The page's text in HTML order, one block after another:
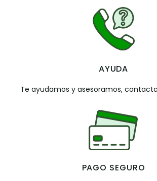
AYUDA
Te ayudamos y asesoramos,
PAGO SEGURO